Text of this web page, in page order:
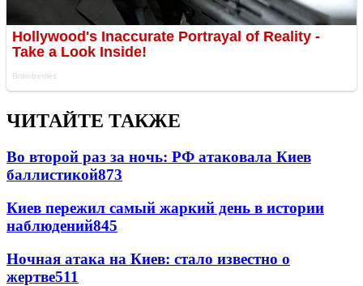
ЧИТАЙТЕ ТАКЖЕ
Во второй раз за ночь: РФ атаковала Киев
баллистикой873
Киев пережил самый жаркий день в истории
наблюдений845
Ночная атака на Киев: стало известно о
жертве511